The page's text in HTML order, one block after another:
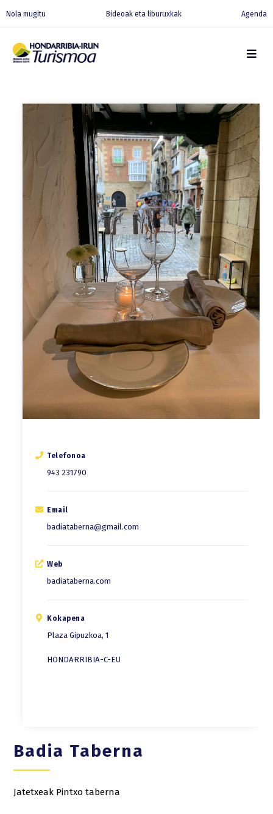
Nola mugitu Bideoak eta liburuxkak Agenda
Telefonoa
943 231790
Email
badiataberna@gmail.com
Web
badiataberna.com
Kokapena
Plaza Gipuzkoa, 1
HONDARRIBIA-C-EU
Badia Taberna
Jatetxeak Pintxo taberna